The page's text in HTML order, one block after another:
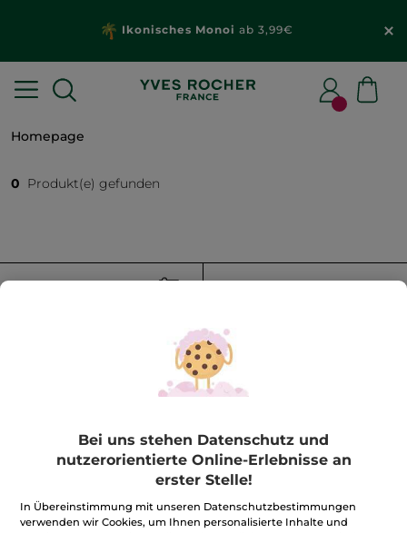
Ikonisches Monoi ab 3,99€
Homepage
0 Produkt(e) gefunden
FILTER SORTIEREN NACH
100%unserer Aktivstoffe
sindpflanzlich
Wir bewirtschaften
unsere Felder
Bei uns stehen Datenschutz und
nutzerorientierte Online-Erlebnisse an
erster Stelle!
In Übereinstimmung mit unseren Datenschutzbestimmungen
verwenden wir Cookies, um Ihnen personalisierte Inhalte und